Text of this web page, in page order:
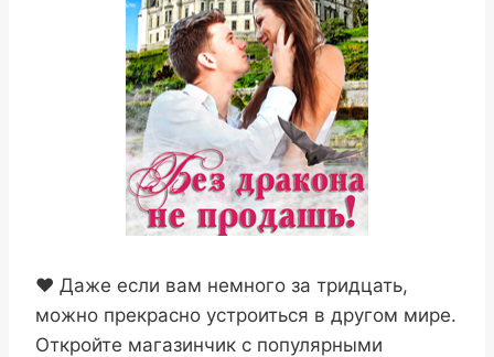
❤️ Даже если вам немного за тридцать,
можно прекрасно устроиться в другом мире.
Откройте магазинчик с популярными